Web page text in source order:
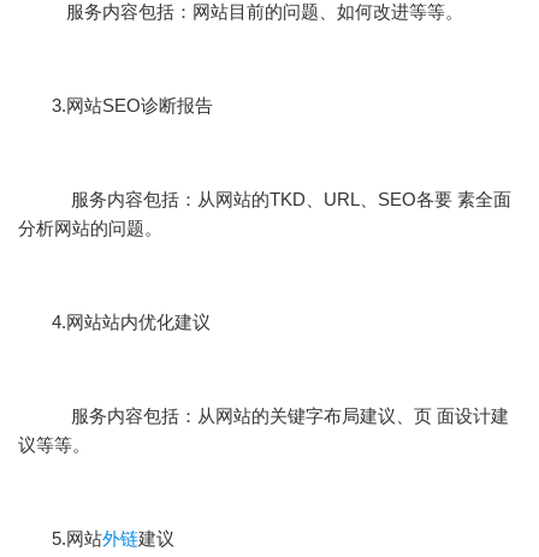
服务内容包括：网站目前的问题、如何改进等等。
3.网站SEO诊断报告
服务内容包括：从网站的TKD、URL、SEO各要 素全面
分析网站的问题。
4.网站站内优化建议
服务内容包括：从网站的关键字布局建议、页 面设计建
议等等。
5.网站外链建议